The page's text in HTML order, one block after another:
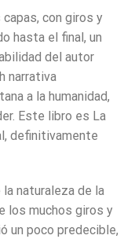
con giros y
hasta el final, un
del autor
narrativa
a la humanidad,
Este libro es La
definitivamente
la naturaleza de la
los muchos giros y
un poco predecible,